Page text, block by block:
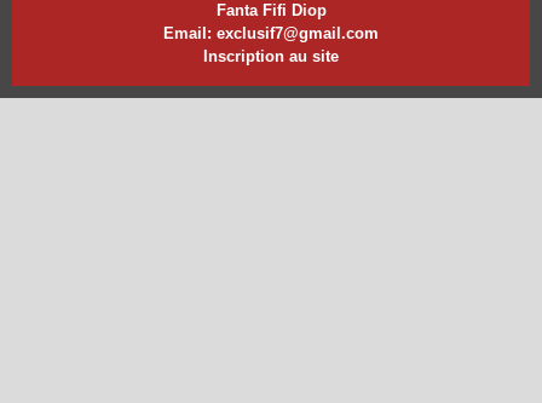
Fanta Fifi Diop
Email: exclusif7@gmail.com
Inscription au site